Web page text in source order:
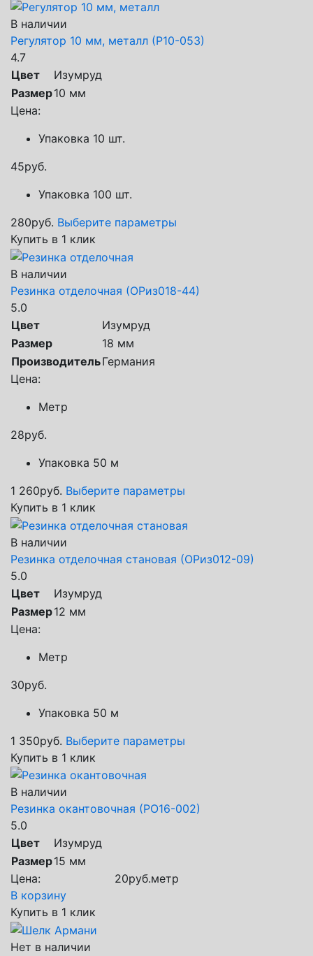
В наличии
Регулятор 10 мм, металл (Р10-053)
4.7
Цвет
Изумруд
Размер10 мм
Цена:
Упаковка 10 шт.
45руб.
Упаковка 100 шт.
280руб. Выберите параметры
Купить в 1 клик
В наличии
Резинка отделочная (ОРиз018-44)
5.0
Цвет
Изумруд
Размер
18 мм
ПроизводительГермания
Цена:
Метр
28руб.
Упаковка 50 м
1 260руб. Выберите параметры
Купить в 1 клик
В наличии
Резинка отделочная становая (ОРиз012-09)
5.0
Цвет
Изумруд
Размер12 мм
Цена:
Метр
30руб.
Упаковка 50 м
1 350руб. Выберите параметры
Купить в 1 клик
В наличии
Резинка окантовочная (РО16-002)
5.0
Цвет
Изумруд
Размер15 мм
Цена:
20руб.метр
В корзину
Купить в 1 клик
Нет в наличии